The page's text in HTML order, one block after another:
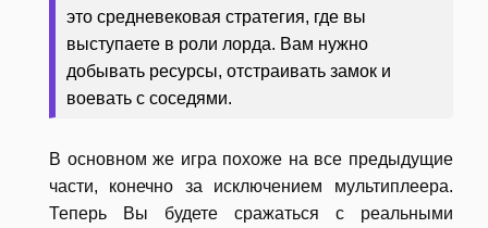
это средневековая стратегия, где вы
выступаете в роли лорда. Вам нужно
добывать ресурсы, отстраивать замок и
воевать с соседями.
В основном же игра похоже на все предыдущие
части, конечно за исключением мультиплеера.
Теперь Вы будете сражаться с реальными